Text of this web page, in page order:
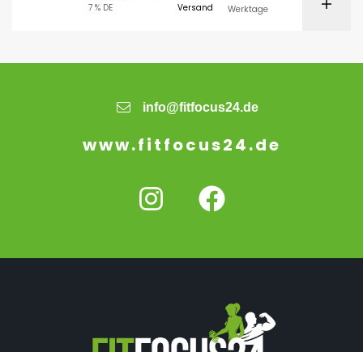
7 % DE
Versand
Werktage
info@fitfocus24.de
www.fitfocus24.de